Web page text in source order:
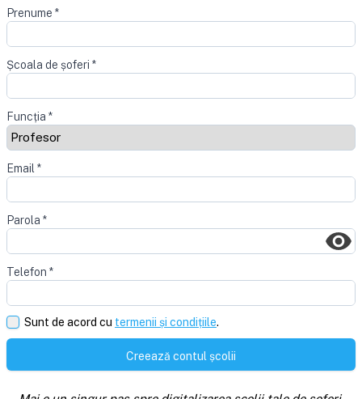
Prenume *
Școala de șoferi *
Funcția *
Email *
Parola *
Telefon *
Sunt de acord cu termenii și condițiile.
Creează contul școlii